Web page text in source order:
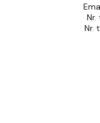
Nr.
Nr.